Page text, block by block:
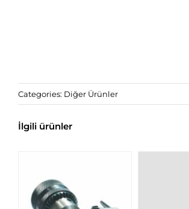
Categories: Diğer Ürünler
İlgili ürünler